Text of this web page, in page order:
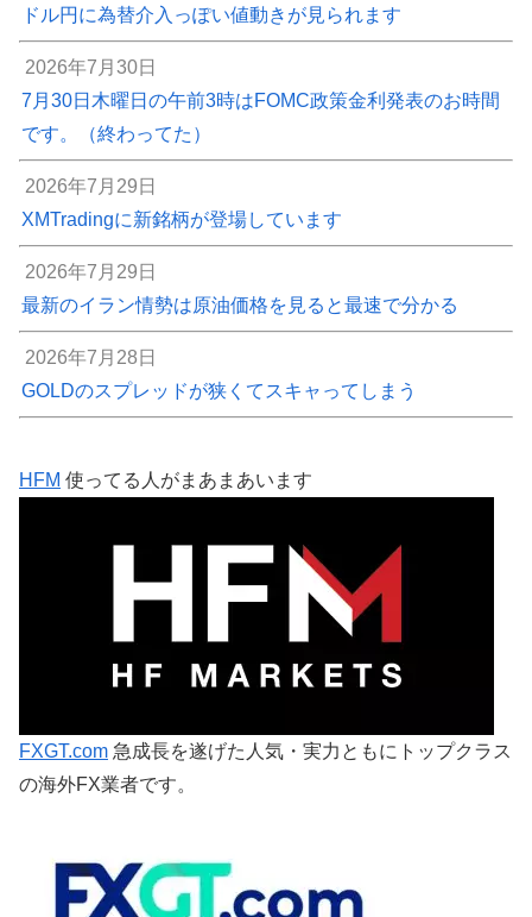
ドル円に為替介入っぽい値動きが見られます
2026年7月30日
7月30日木曜日の午前3時はFOMC政策金利発表のお時間
です。（終わってた）
2026年7月29日
XMTradingに新銘柄が登場しています
2026年7月29日
最新のイラン情勢は原油価格を見ると最速で分かる
2026年7月28日
GOLDのスプレッドが狭くてスキャってしまう
HFM 使ってる人がまあまあいます
FXGT.com 急成長を遂げた人気・実力ともにトップクラス
の海外FX業者です。